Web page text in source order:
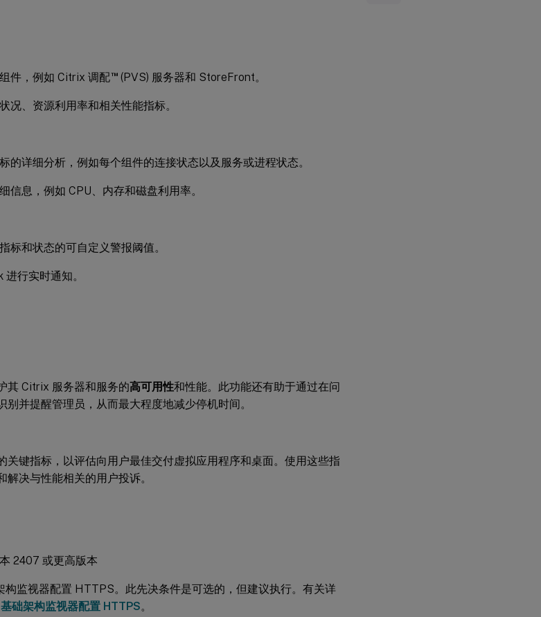
件，例如 Citrix 调配™(PVS) 服务器和 StoreFront。
况、资源利用率和相关性能指标。
的详细分析，例如每个组件的连接状态以及服务或进程状态。
信息，例如 CPU、内存和磁盘利用率。
标和状态的可自定义警报阈值。
行实时通知。
其 Citrix 服务器和服务的高可用性和性能。此功能还有助于通过在问
别并提醒管理员，从而最大程度地减少停机时间。
关键指标，以评估向用户最佳交付虚拟应用程序和桌面。使用这些指
决与性能相关的用户投诉。
2407 或更高版本
构监视器配置 HTTPS。此先决条件是可选的，但建议执行。有关详
础架构监视器配置 HTTPS。